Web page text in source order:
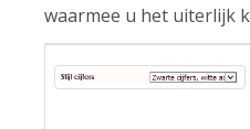
waarmee u het uiterlijk